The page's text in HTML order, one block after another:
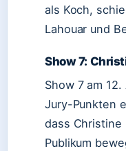
als Koch,
Lahouar und
Show 7:
Show 7 am
Jury-Punkten
dass Christine
Publikum